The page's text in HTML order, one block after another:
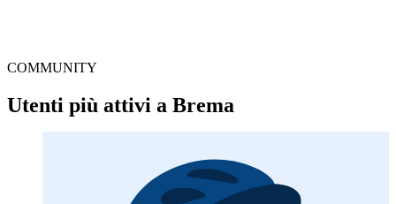
COMMUNITY
Utenti più attivi a Brema